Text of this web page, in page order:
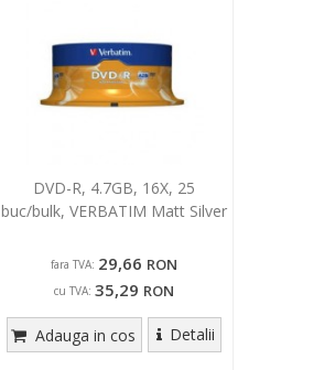
DVD-R, 4.7GB, 16X, 25
buc/bulk, VERBATIM Matt Silver
fara TVA: 29,66 RON
cu TVA: 35,29 RON
Adauga in cos Detalii